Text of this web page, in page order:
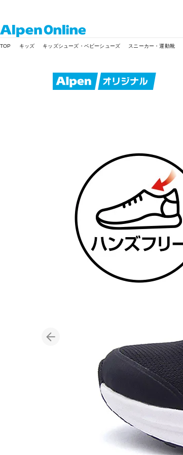
Online
TOP キッズ キッズシューズ・ベビーシューズ スニーカー・運動靴